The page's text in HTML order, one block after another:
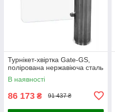
Турнікет-хвіртка Gate-GS,
полірована нержавіюча сталь
В наявності
86 173 ₴ 91 437 ₴